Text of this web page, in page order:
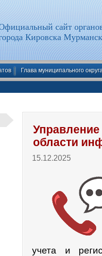
сайт
Кировска
Глава муниципального
области
15.12.2025
учета и